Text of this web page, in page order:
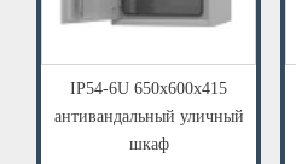
IP54-6U 650х600х415
антивандальный уличный
шкаф